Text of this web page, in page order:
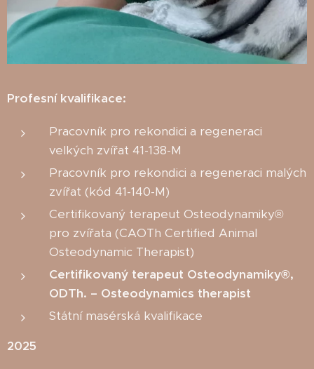
Profesní kvalifikace:
Pracovník pro rekondici a regeneraci
velkých zvířat 41-138-M
Pracovník pro rekondici a regeneraci malých
zvířat (kód 41-140-M)
Certifikovaný terapeut Osteodynamiky®
pro zvířata (CAOTh Certified Animal
Osteodynamic Therapist)
Certifikovaný terapeut Osteodynamiky®,
ODTh. – Osteodynamics therapist
Státní masérská kvalifikace
2025